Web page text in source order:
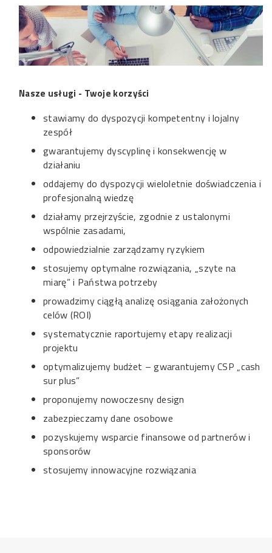
Nasze usługi - Twoje korzyści
stawiamy do dyspozycji kompetentny i lojalny
zespół
gwarantujemy dyscyplinę i konsekwencję w
działaniu
oddajemy do dyspozycji wieloletnie doświadczenia i
profesjonalną wiedzę
działamy przejrzyście, zgodnie z ustalonymi
wspólnie zasadami,
odpowiedzialnie zarządzamy ryzykiem
stosujemy optymalne rozwiązania, „szyte na
miarę” i Państwa potrzeby
prowadzimy ciągłą analizę osiągania założonych
celów (ROI)
systematycznie raportujemy etapy realizacji
projektu
optymalizujemy budżet – gwarantujemy CSP „cash
sur plus”
proponujemy nowoczesny design
zabezpieczamy dane osobowe
pozyskujemy wsparcie finansowe od partnerów i
sponsorów
stosujemy innowacyjne rozwiązania